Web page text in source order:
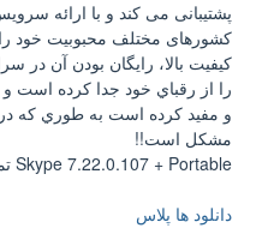
پشتیبانی می کند و با ارائه
کشورهای مختلف محبوبیت خود
كيفيت بالا، رايگان بودن آن در
را از رقباي خود جدا كرده است
و مفيد كرده است به طوري كه
مشكل است!!
Skype 7.22.0.107 + Portable تماس رايگان با خارج از كشور
دانلود ها پلاس